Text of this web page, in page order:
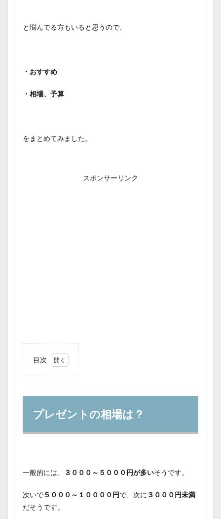
と悩んでる方もいると思うので、
・おすすめ
・相場、予算
をまとめてみました。
スポンサーリンク
目次
相場
は？
2
ゼン
すめ
は？
プレゼントの相場は？
一般的には、 ３０００～５０００円が多いそうです。
次いで５０００～１００００円で、次に ３０００円未満
だそうです。